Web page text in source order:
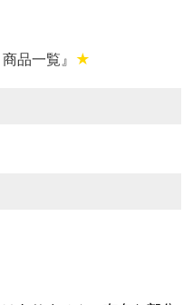
品一覧』 ★